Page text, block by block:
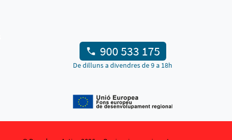
900 533 175
De dilluns a divendres de 9 a 18h